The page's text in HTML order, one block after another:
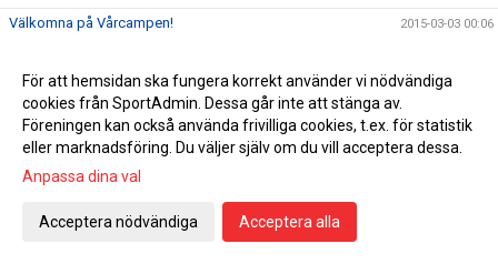
Välkomna på Vårcampen! 2015-03-03 00:06
KLUBBKÄNSLA 2015-02-09 22:31
Välkomna till BK Höllvikens Boll & Lek 2015-01-12 17:25
BK Höllvikens Damlag vann DM i Futsal! 2014-11-30 23:16
FC Höllvikens Mange och Eskil utsedda till Ö.Götalands
Vi gratulerar FC Höllviken till seriesegern och till platsen i div
För att hemsidan ska fungera korrekt använder vi nödvändiga
cookies från SportAdmin. Dessa går inte att stänga av.
Föreningen kan också använda frivilliga cookies, t.ex. för statistik
eller marknadsföring. Du väljer själv om du vill acceptera dessa.
Anpassa dina val
Acceptera nödvändiga Acceptera alla